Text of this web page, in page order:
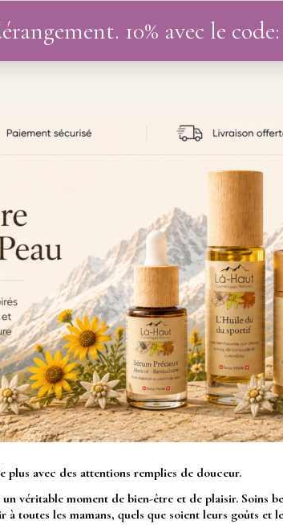
plus avec des attentions remplies de douceur.
véritable moment de bien-être et de plaisir. Soins
toutes les mamans, quels que soient leurs goûts et
10% avec le code: